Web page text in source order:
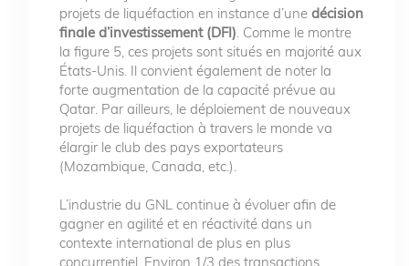
projets de liquéfaction en instance d’une décision
finale d’investissement (DFI) . Comme le montre
la figure 5, ces projets sont situés en majorité aux
États-Unis. Il convient également de noter la
forte augmentation de la capacité prévue au
Qatar. Par ailleurs, le déploiement de nouveaux
projets de liquéfaction à travers le monde va
élargir le club des pays exportateurs
(Mozambique, Canada, etc.).
L’industrie du GNL continue à évoluer afin de
gagner en agilité et en réactivité dans un
contexte international de plus en plus
concurrentiel. Environ 1/3 des transactions